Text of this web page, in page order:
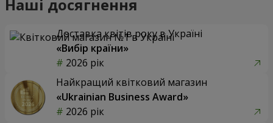
Наші досягнення
Доставка квітів року в Україні
«Вибір країни»
2026 рік
Найкращий квітковий магазин
«Ukrainian Business Award»
2026 рік